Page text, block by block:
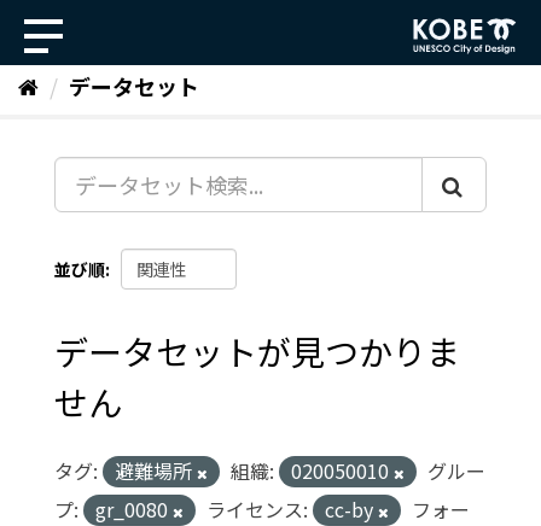
ッ
データセット
並び順
データセットが見つかりま
せん
タグ: 避難場所 組織: 020050010
グルー
プ:
gr_0080 ライセンス: cc-by
フォー